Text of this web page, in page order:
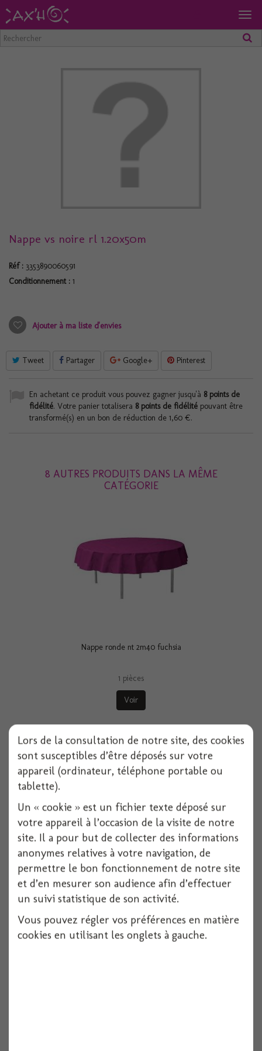
Nappe vs noire rl 1.20x50m
Réf : 3353890060591
Conditionnement : 1
Ajouter à ma liste d'envies
Tweet Partager Google+ Pinterest
En achetant ce produit vous pouvez gagner jusqu'à 8points de
fidélité. Votre panier totalisera 8points de fidélité pouvant être
transformé(s) en un bon de réduction de 1,60 €.
8 AUTRES PRODUITS DANS LA MÊME
CATÉGORIE
Nappe ronde nt 2m40 fuchsia
1 pièces
Voir
Nappe papier damasse chocolat 1.18x6 m
Voir
Lors de la consultation de notre site, des cookies
sont susceptibles d’être déposés sur votre
appareil (ordinateur, téléphone portable ou
tablette).
Un « cookie » est un fichier texte déposé sur
votre appareil à l’occasion de la visite de notre
site. Il a pour but de collecter des informations
anonymes relatives à votre navigation, de
permettre le bon fonctionnement de notre site
et d’en mesurer son audience afin d’effectuer
un suivi statistique de son activité.
Vous pouvez régler vos préférences en matière
cookies en utilisant les onglets à gauche.